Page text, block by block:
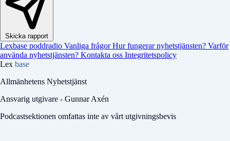
Skicka rapport
Lexbase poddradio Vanliga frågorHur fungerar nyhetstjänsten? Varför
använda nyhetstjänsten? Kontakta oss Integritetspolicy
Lex base
Allmänhetens Nyhetstjänst
Ansvarig utgivare - Gunnar Axén
Podcastsektionen omfattas inte av vårt utgivningsbevis